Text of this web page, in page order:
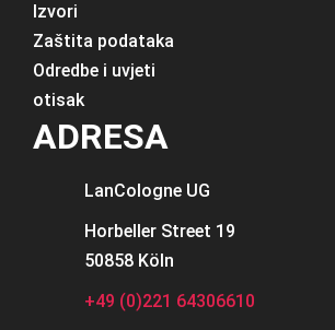
Izvori
Zaštita podataka
Odredbe i uvjeti
otisak
ADRESA
LanCologne UG
Horbeller Street 19
50858 Köln
+49 (0)221 64306610